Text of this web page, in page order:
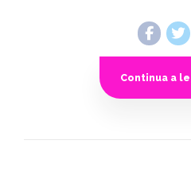
Continua a